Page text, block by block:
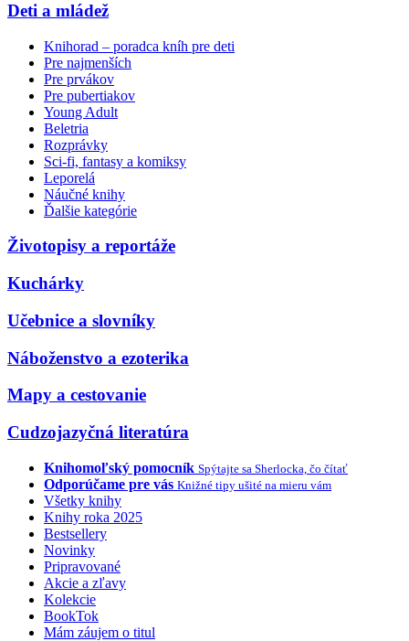
Deti a mládež
Knihorad – poradca kníh pre deti
Pre najmenších
Pre prvákov
Pre pubertiakov
Young Adult
Beletria
Rozprávky
Sci-fi, fantasy a komiksy
Leporelá
Náučné knihy
Ďalšie kategórie
Životopisy a reportáže
Kuchárky
Učebnice a slovníky
Náboženstvo a ezoterika
Mapy a cestovanie
Cudzojazyčná literatúra
Knihomoľský pomocník Spýtajte sa Sherlocka, čo čítať
Odporúčame pre vás Knižné tipy ušité na mieru vám
Všetky knihy
Knihy roka 2025
Bestsellery
Novinky
Pripravované
Akcie a zľavy
Kolekcie
BookTok
Mám záujem o titul